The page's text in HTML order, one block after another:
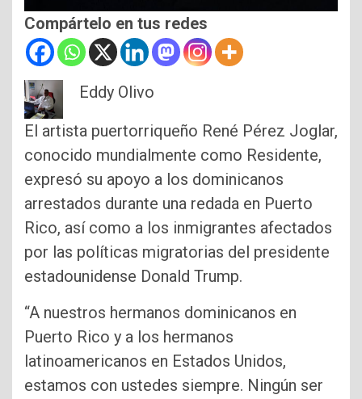
Compártelo en tus redes
Eddy Olivo
El artista puertorriqueño René Pérez Joglar,
conocido mundialmente como Residente,
expresó su apoyo a los dominicanos
arrestados durante una redada en Puerto
Rico, así como a los inmigrantes afectados
por las políticas migratorias del presidente
estadounidense Donald Trump.
“A nuestros hermanos dominicanos en
Puerto Rico y a los hermanos
latinoamericanos en Estados Unidos,
estamos con ustedes siempre. Ningún ser